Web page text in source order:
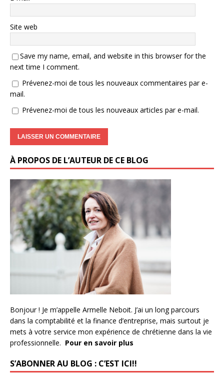
Site web
Save my name, email, and website in this browser for the
next time I comment.
Prévenez-moi de tous les nouveaux commentaires par e-
mail.
Prévenez-moi de tous les nouveaux articles par e-mail.
À PROPOS DE L’AUTEUR DE CE BLOG
Bonjour ! Je m’appelle Armelle Neboit. J’ai un long parcours
dans la comptabilité et la finance d’entreprise, mais surtout je
mets à votre service mon expérience de chrétienne dans la vie
professionnelle. Pour en savoir plus
S’ABONNER AU BLOG : C’EST ICI!!